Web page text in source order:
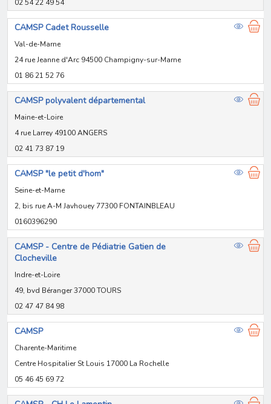
02 54 22 49 54
CAMSP Cadet Rousselle
Val-de-Marne
24 rue Jeanne d'Arc 94500 Champigny-sur-Marne
01 86 21 52 76
CAMSP polyvalent départemental
Maine-et-Loire
4 rue Larrey 49100 ANGERS
02 41 73 87 19
CAMSP "le petit d'hom"
Seine-et-Marne
2, bis rue A-M Javhouey 77300 FONTAINBLEAU
0160396290
CAMSP - Centre de Pédiatrie Gatien de
Clocheville
Indre-et-Loire
49, bvd Béranger 37000 TOURS
02 47 47 84 98
CAMSP
Charente-Maritime
Centre Hospitalier St Louis 17000 La Rochelle
05 46 45 69 72